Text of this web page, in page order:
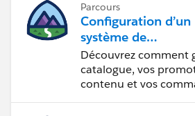
Parcours
Configuration d’un
système de
commercialisation
pour votre vitrine
Découvrez comment
catalogue, vos
contenu et vos